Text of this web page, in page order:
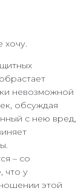
невозможной
обсуждая
с нею вред,
– со
что у
этой